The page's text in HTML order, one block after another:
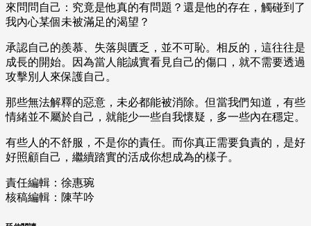
來問問自己：究竟是他真的有問題？還是他的存在，觸碰到了
我內心某個未被滿足的渴望？
承認自己的羨慕、失落與匱乏，並不可恥。相反的，這往往是
成長的開始。因為當人能誠實看見自己的傷口，就不需要透過
攻擊別人來保護自己。
那些無法解釋的惡意，未必都能被消除。但當我們知道，有些
情緒並不屬於自己，就能少一些自我懷疑，多一些內在穩定。
有些人的不舒服，不是你的責任。而你真正需要負責的，是好
好照顧自己，繼續踏實的活成你想成為的樣子。
責任編輯：徐惠琬
核稿編輯：陳芊吟